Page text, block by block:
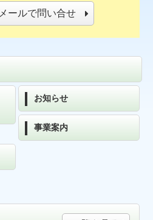
メールで問い合せ
お知らせ
事業案内